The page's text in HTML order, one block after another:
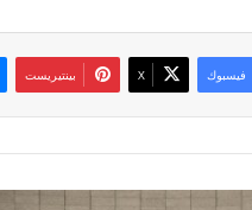
فيسبوك ‫X بينتيريست